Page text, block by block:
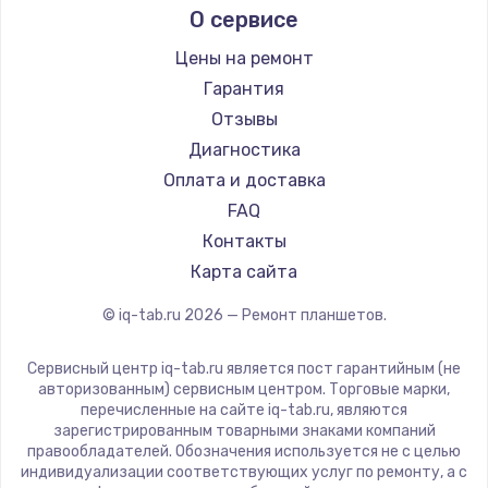
1450 руб.
Заказать
Замена шим-контроллера
3900 руб.
Заказать
Настройка Wi-Fi
1040 руб.
Заказать
Ремонт петель крышки
1195 руб.
Заказать
Microsoft
BlackView
Amazon
Aquarius
Philips
Dell
HP
Getac
ZTE
CHUWI
О сервисе
Цены на ремонт
Гарантия
Отзывы
Диагностика
Оплата и доставка
FAQ
Контакты
Карта сайта
© iq-tab.ru 2026 — Ремонт планшетов.
Сервисный центр iq-tab.ru является пост гарантийным (не
авторизованным) сервисным центром. Торговые марки,
перечисленные на сайте iq-tab.ru, являются
зарегистрированным товарными знаками компаний
правообладателей. Обозначения используется не с целью
индивидуализации соответствующих услуг по ремонту, а с